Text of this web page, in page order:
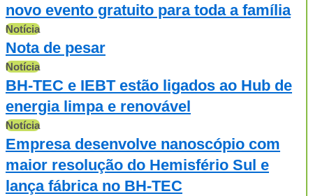
novo evento gratuito para toda a família
Notícia
Nota de pesar
Notícia
BH-TEC e IEBT estão ligados ao Hub de
energia limpa e renovável
Notícia
Empresa desenvolve nanoscópio com
maior resolução do Hemisfério Sul e
lança fábrica no BH-TEC